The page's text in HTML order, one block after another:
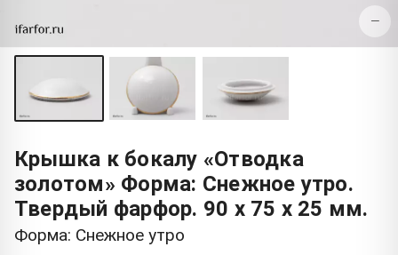
−
Крышка к бокалу «Отводка
золотом» Форма: Снежное утро.
Твердый фарфор. 90 x 75 x 25 мм.
Форма: Снежное утро